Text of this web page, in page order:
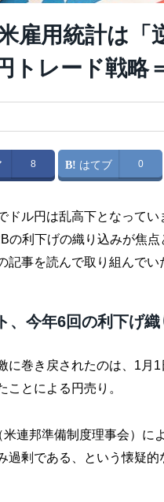
雇用統計は「
トレード戦略
8 はてブ 0
ドル円は乱高下となって
の利下げの織り込みが焦
記事を読んで取り組んでい
、今年6回の利下げ
に巻き戻されたのは、1月
ことによる円売り。
連邦準備制度理事会）に
過剰である、という懐疑